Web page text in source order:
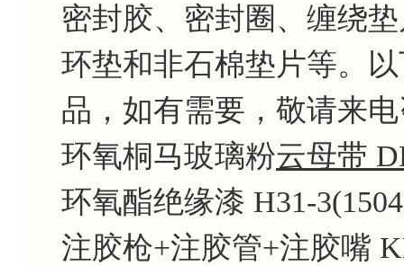
密封胶、密封圈、缠绕
环垫和非石棉垫片等。
品，如有需要，敬请来
环氧桐马玻璃粉云母带
环氧酯绝缘漆 H31-
注胶枪+注胶管+注胶嘴